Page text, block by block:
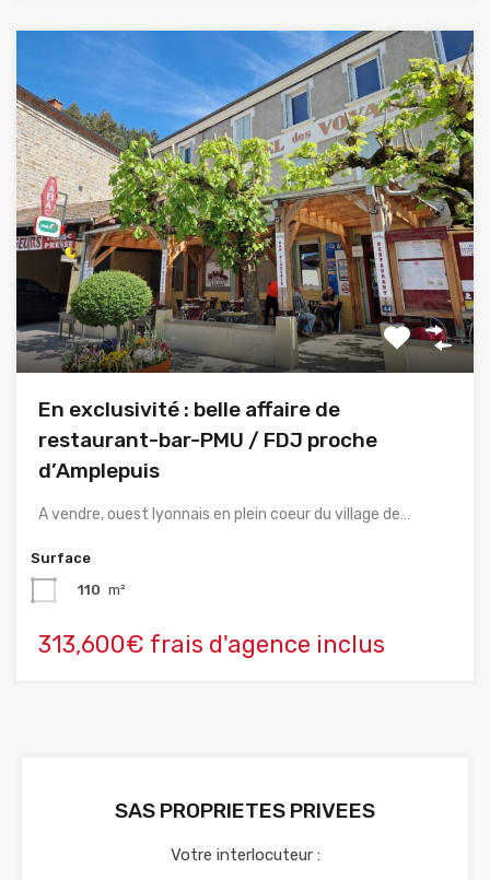
En exclusivité : belle affaire de
restaurant-bar-PMU / FDJ proche
d’Amplepuis
A vendre, ouest lyonnais en plein coeur du village de…
Surface
110 m²
313,600€ frais d'agence inclus
SAS PROPRIETES PRIVEES
Votre interlocuteur :